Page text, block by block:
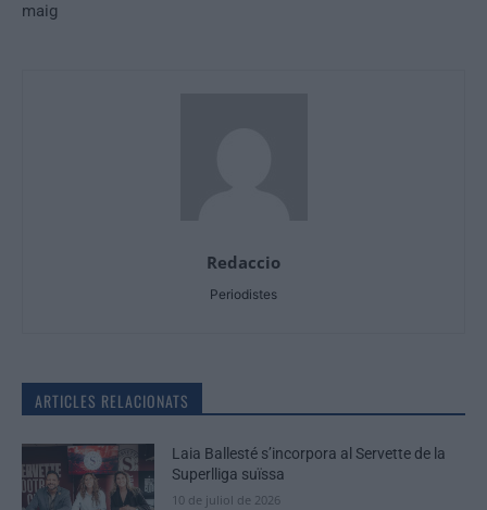
maig
Redaccio
Periodistes
ARTICLES RELACIONATS
Laia Ballesté s’incorpora al Servette de la
Superlliga suïssa
10 de juliol de 2026